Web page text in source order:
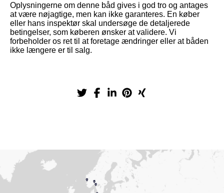
Oplysningerne om denne båd gives i god tro og antages
at være nøjagtige, men kan ikke garanteres. En køber
eller hans inspektør skal undersøge de detaljerede
betingelser, som køberen ønsker at validere. Vi
forbeholder os ret til at foretage ændringer eller at båden
ikke længere er til salg.